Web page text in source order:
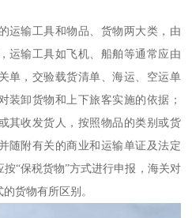
运输工具和物品、货物两大类，由
运输工具如飞机、船舶等通常应由
单，交验载货清单、海运、空运单
装卸货物和上下旅客实施的依据；
其收发货人，按照物品的类别或货
随附有关的商业和运输单证及法定
“保税货物”方式进行申报，海关对
货物有所区别。